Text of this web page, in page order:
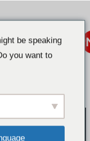
por país
be speaking
you want to